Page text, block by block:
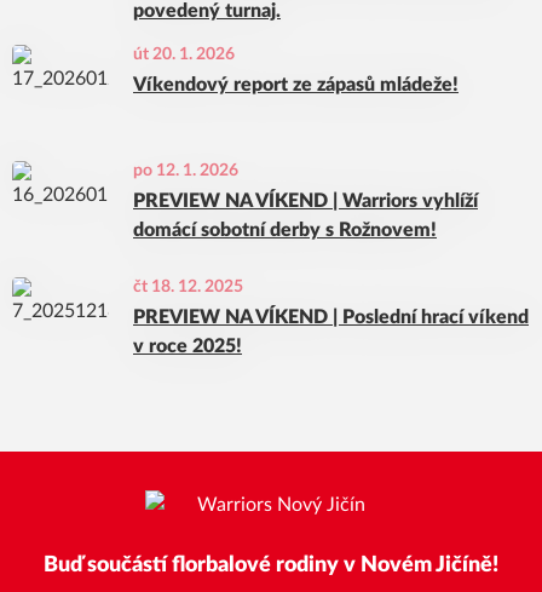
povedený turnaj.
út 20. 1. 2026
Víkendový report ze zápasů mládeže!
po 12. 1. 2026
PREVIEW NA VÍKEND | Warriors vyhlíží
domácí sobotní derby s Rožnovem!
čt 18. 12. 2025
PREVIEW NA VÍKEND | Poslední hrací víkend
v roce 2025!
Buď součástí florbalové rodiny v Novém Jičíně!